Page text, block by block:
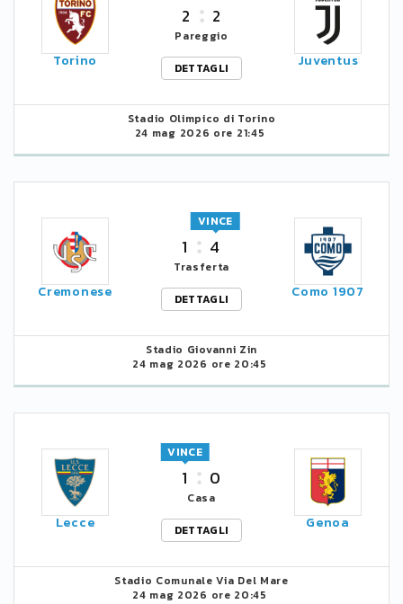
Torino
2 2
Pareggio
DETTAGLI
Juventus
Stadio Olimpico di Torino
24 mag 2026 ore 21:45
Cremonese
1 4
VINCE
Trasferta
DETTAGLI
Como 1907
Stadio Giovanni Zin
24 mag 2026 ore 20:45
Lecce
1
VINCE
0
Casa
DETTAGLI
Genoa
Stadio Comunale Via Del Mare
24 mag 2026 ore 20:45